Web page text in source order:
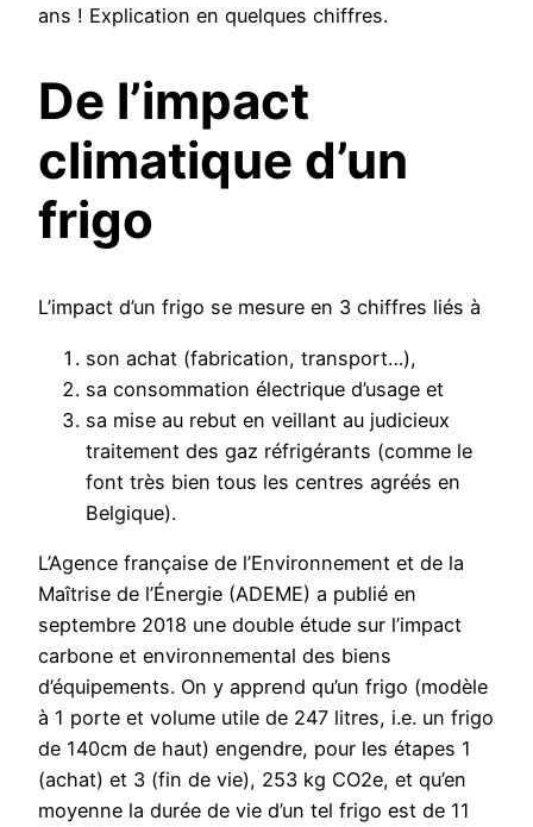
ans ! Explication en quelques chiffres.
De l’impact
climatique d’un
frigo
L’impact d’un frigo se mesure en 3 chiffres liés à
son achat (fabrication, transport…),
sa consommation électrique d’usage et
sa mise au rebut en veillant au judicieux
traitement des gaz réfrigérants (comme le
font très bien tous les centres agréés en
Belgique).
L’Agence française de l’Environnement et de la
Maîtrise de l’Énergie (ADEME) a publié en
septembre 2018 une double étude sur l’impact
carbone et environnemental des biens
d’équipements. On y apprend qu’un frigo (modèle
à 1 porte et volume utile de 247 litres, i.e. un frigo
de 140cm de haut) engendre, pour les étapes 1
(achat) et 3 (fin de vie), 253 kg CO2e, et qu’en
moyenne la durée de vie d’un tel frigo est de 11